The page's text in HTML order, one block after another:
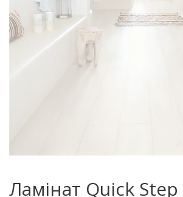
Ламінат Quick